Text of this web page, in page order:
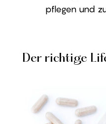
pflegen und
Der richtige